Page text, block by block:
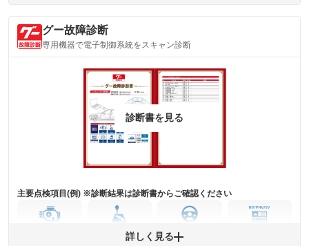
内装
(内装状態)
気になる汚れ等が、部分的にあります。
主要機関に不具合はありません。
詳細は鑑定書をご確認ください。
※グー鑑定は保証サービスではございません。購入時は必ず現車をご確認
および表示項目が異なる場合がございます。
す。車両情報等の詳細は各販売店へお問い合わせ下さい。
グー故障診断
専用機器で電子制御系統をスキャン診断
診断書を見る
主要点検項目(例) ※診断結果は診断書からご確認ください
ミッション
ステアリング
詳しく見る